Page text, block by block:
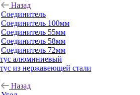
Назад
Соединитель
Соединитель 100мм
Соединитель 55мм
Соединитель 58мм
Соединитель 72мм
алюминиевый
из нержавеющей стали
Назад